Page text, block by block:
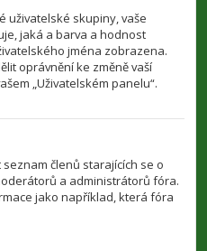
uživatelské skupiny, vaše
jaká a barva a hodnost
jména zobrazena.
oprávnění ke změně vaší
„Uživatelském panelu“.
členů starajících se o
a administrátorů fóra.
jako například, která fóra